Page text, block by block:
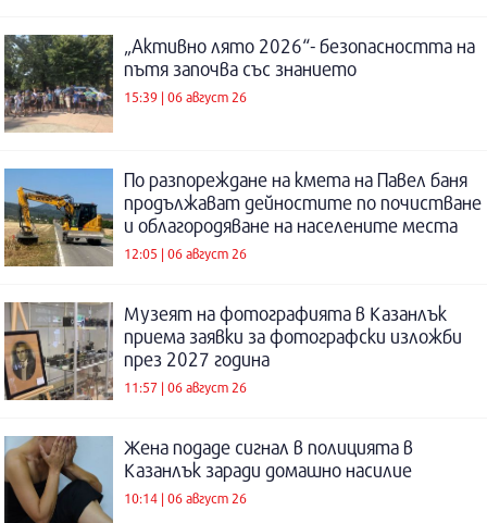
„Активно лято 2026“- безопасността на
пътя започва със знанието
15:39 | 06 август 26
По разпореждане на кмета на Павел баня
продължават дейностите по почистване
и облагородяване на населените места
12:05 | 06 август 26
Музеят на фотографията в Казанлък
приема заявки за фотографски изложби
през 2027 година
11:57 | 06 август 26
Жена подаде сигнал в полицията в
Казанлък заради домашно насилие
10:14 | 06 август 26